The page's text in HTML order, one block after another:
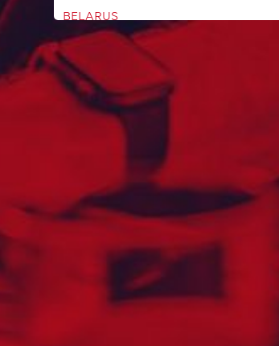
BELARUS
BELGIA
BELIZE
BERMUDA
BHUTAN
BOSNIA-HERCEGOVINA
BOTSWANA
BURKINA FASO